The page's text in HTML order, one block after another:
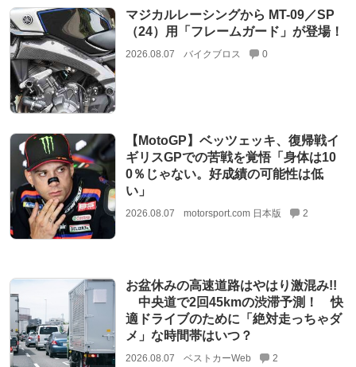
マジカルレーシングから MT-09／SP
（24）用「フレームガード」が登場！
2026.08.07 バイクブロス 0
【MotoGP】ベッツェッキ、復帰戦イ
ギリスGPでの苦戦を覚悟「身体は10
0％じゃない。好成績の可能性は低
い」
2026.08.07 motorsport.com 日本版 2
お盆休みの高速道路はやはり激混み!!
中央道で2回45kmの渋滞予測！ 快
適ドライブのために「絶対走っちゃダ
メ」な時間帯はいつ？
2026.08.07 ベストカーWeb 2